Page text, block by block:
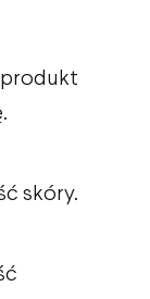
produkt
skóry.